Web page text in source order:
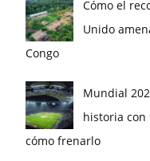
Cómo el
Unido
Congo
Mundial
historia con
cómo frenarlo